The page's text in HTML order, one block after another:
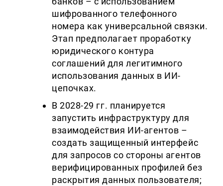
шифрованного телефонного
номера как универсальной связки.
Этап предполагает проработку
юридического контура
соглашений для легитимного
использования данных в ИИ-
цепочках.
В 2028-29 гг. планируется
запустить инфраструктуру для
взаимодействия ИИ-агентов –
создать защищенный интерфейс
для запросов со стороны агентов
верифицированных профилей без
раскрытия данных пользователя;